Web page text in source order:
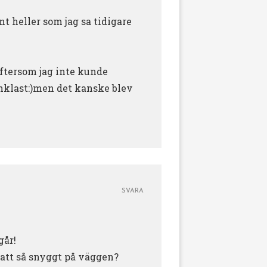
heller som jag sa tidigare
jag inte kunde
det kanske blev
så snyggt på väggen?
SVARA